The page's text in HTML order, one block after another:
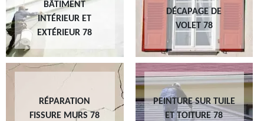
BÂTIMENT
INTÉRIEUR ET
EXTÉRIEUR 78
DÉCAPAGE DE
VOLET 78
RÉPARATION
FISSURE MURS 78
PEINTURE SUR TUILE
ET TOITURE 78